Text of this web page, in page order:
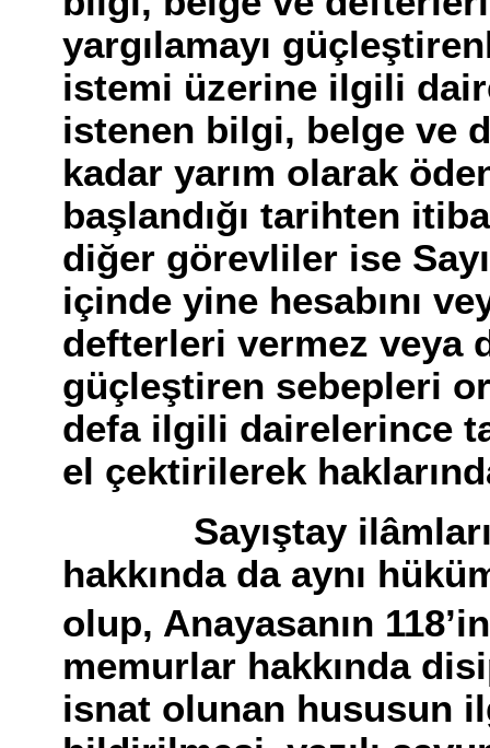
yargılamayı
istemi üzerine ilgili
istenen bilgi, belge ve
kadar yarım olarak
başlandığı tarihten
diğer görevliler ise
içinde yine hesabını
defterleri vermez veya
güçleştiren sebepleri
defa ilgili dairelerince
el çektirilerek
Sayıştay
hakkında da aynı
olup, Anayasanın
memurlar hakkında
isnat olunan hususun